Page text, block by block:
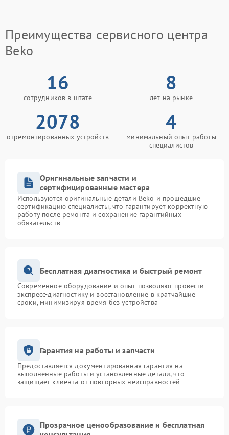
Преимущества сервисного центра
Beko
16
сотрудников в штате
8
лет на рынке
2078
отремонтированных устройств
4
минимальный опыт работы
специалистов
Оригинальные запчасти и
сертифицированные мастера
Используются оригинальные детали Beko и прошедшие
сертификацию специалисты, что гарантирует корректную
работу после ремонта и сохранение гарантийных
обязательств
Бесплатная диагностика и быстрый ремонт
Современное оборудование и опыт позволяют провести
экспресс-диагностику и восстановление в кратчайшие
сроки, минимизируя время без устройства
Гарантия на работы и запчасти
Предоставляется документированная гарантия на
выполненные работы и установленные детали, что
защищает клиента от повторных неисправностей
Прозрачное ценообразование и бесплатная